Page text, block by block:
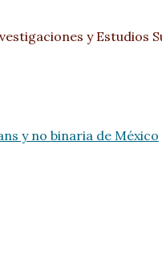
y Estudios
y no binaria de México